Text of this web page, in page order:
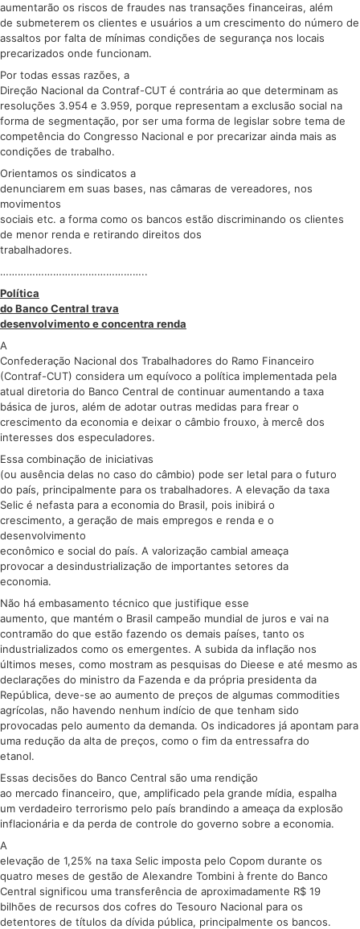
aumentarão os riscos de fraudes nas transações financeiras, além
de submeterem os clientes e usuários a um crescimento do número de
assaltos por falta de mínimas condições de segurança nos locais
precarizados onde funcionam.
Por todas essas razões, a
Direção Nacional da Contraf-CUT é contrária ao que determinam as
resoluções 3.954 e 3.959, porque representam a exclusão social na
forma de segmentação, por ser uma forma de legislar sobre tema de
competência do Congresso Nacional e por precarizar ainda mais as
condições de trabalho.
Orientamos os sindicatos a
denunciarem em suas bases, nas câmaras de vereadores, nos
movimentos
sociais etc. a forma como os bancos estão discriminando os clientes
de menor renda e retirando direitos dos
trabalhadores.
…………………………………………..
Política
do Banco Central trava
desenvolvimento e concentra renda
A
Confederação Nacional dos Trabalhadores do Ramo Financeiro
(Contraf-CUT) considera um equívoco a política implementada pela
atual diretoria do Banco Central de continuar aumentando a taxa
básica de juros, além de adotar outras medidas para frear o
crescimento da economia e deixar o câmbio frouxo, à mercê dos
interesses dos especuladores.
Essa combinação de iniciativas
(ou ausência delas no caso do câmbio) pode ser letal para o futuro
do país, principalmente para os trabalhadores. A elevação da taxa
Selic é nefasta para a economia do Brasil, pois inibirá o
crescimento, a geração de mais empregos e renda e o
desenvolvimento
econômico e social do país. A valorização cambial ameaça
provocar a desindustrialização de importantes setores da
economia.
Não há embasamento técnico que justifique esse
aumento, que mantém o Brasil campeão mundial de juros e vai na
contramão do que estão fazendo os demais países, tanto os
industrializados como os emergentes. A subida da inflação nos
últimos meses, como mostram as pesquisas do Dieese e até mesmo as
declarações do ministro da Fazenda e da própria presidenta da
República, deve-se ao aumento de preços de algumas commodities
agrícolas, não havendo nenhum indício de que tenham sido
provocadas pelo aumento da demanda. Os indicadores já apontam para
uma redução da alta de preços, como o fim da entressafra do
etanol.
Essas decisões do Banco Central são uma rendição
ao mercado financeiro, que, amplificado pela grande mídia, espalha
um verdadeiro terrorismo pelo país brandindo a ameaça da explosão
inflacionária e da perda de controle do governo sobre a economia.
A
elevação de 1,25% na taxa Selic imposta pelo Copom durante os
quatro meses de gestão de Alexandre Tombini à frente do Banco
Central significou uma transferência de aproximadamente R$ 19
bilhões de recursos dos cofres do Tesouro Nacional para os
detentores de títulos da dívida pública, principalmente os bancos.